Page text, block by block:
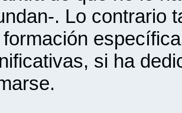
. Lo contrario
si ha